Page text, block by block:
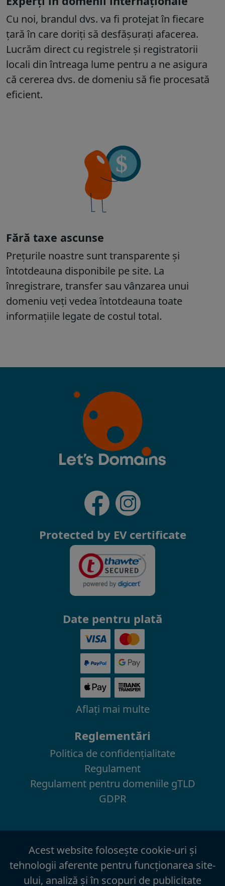
Protected by EV certificate
Date pentru plată
Aflaţi mai multe
Reglementări
Politica de confidenţialitate
Regulament
Regulament pentru domeniile gTLD
GDPR
Acest website foloseşte cookie-uri şi
tehnologii aferente pentru funcţionarea site-
ului, analiză şi în scopuri de publicitate